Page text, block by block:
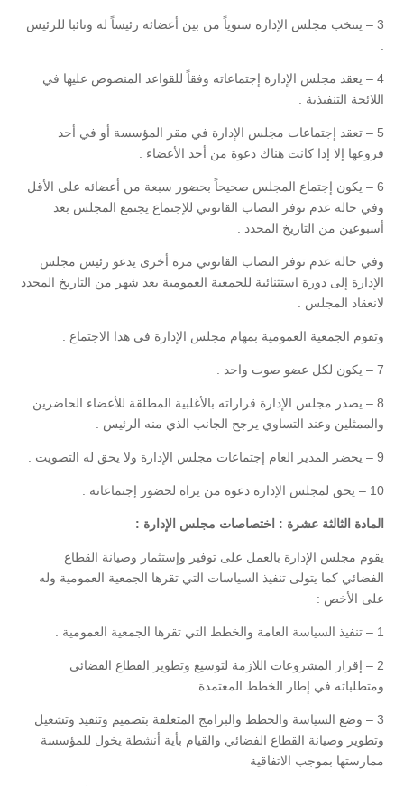
3 – ينتخب مجلس الإدارة سنوياً من بين أعضائه رئيساً له ونائبا للرئيس
4 – يعقد مجلس الإدارة إجتماعاته وفقاً للقواعد المنصوص عليها في
اللائحة التنفيذية .
5 – تعقد إجتماعات مجلس الإدارة في مقر المؤسسة أو في أحد
فروعها إلا إذا كانت هناك دعوة من أحد الأعضاء .
6 – يكون إجتماع المجلس صحيحاً بحضور سبعة من أعضائه على الأقل
وفي حالة عدم توفر النصاب القانوني للإجتماع يجتمع المجلس بعد
أسبوعين من التاريخ المحدد .
وفي حالة عدم توفر النصاب القانوني مرة أخرى يدعو رئيس مجلس
الإدارة إلى دورة استثنائية للجمعية العمومية بعد شهر من التاريخ المحدد
لانعقاد المجلس .
وتقوم الجمعية العمومية بمهام مجلس الإدارة في هذا الاجتماع .
7 – يكون لكل عضو صوت واحد .
8 – يصدر مجلس الإدارة قراراته بالأغلبية المطلقة للأعضاء الحاضرين
والممثلين وعند التساوي يرجح الجانب الذي منه الرئيس .
9 – يحضر المدير العام إجتماعات مجلس الإدارة ولا يحق له التصويت .
10 – يحق لمجلس الإدارة دعوة من يراه لحضور إجتماعاته .
المادة الثالثة عشرة : اختصاصات مجلس الإدارة :
يقوم مجلس الإدارة بالعمل على توفير وإستثمار وصيانة القطاع
الفضائي كما يتولى تنفيذ السياسات التي تقرها الجمعية العمومية وله
على الأخص :
1 – تنفيذ السياسة العامة والخطط التي تقرها الجمعية العمومية .
2 – إقرار المشروعات اللازمة لتوسيع وتطوير القطاع الفضائي
ومتطلباته في إطار الخطط المعتمدة .
3 – وضع السياسة والخطط والبرامج المتعلقة بتصميم وتنفيذ وتشغيل
وتطوير وصيانة القطاع الفضائي والقيام بأية أنشطة يخول للمؤسسة
ممارستها بموجب الاتفاقية